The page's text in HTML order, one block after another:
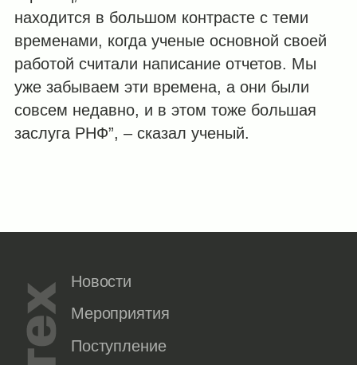
находится в большом контрасте с теми
временами, когда ученые основной своей
работой считали написание отчетов. Мы
уже забываем эти времена, а они были
совсем недавно, и в этом тоже большая
заслуга РНФ”, – сказал ученый.
Новости
Мероприятия
Поступление